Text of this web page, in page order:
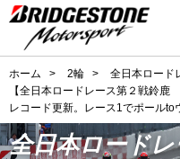
ホーム > 2輪 > 全日本ロード
【全日本ロードレース第２戦鈴
レコード更新。レース1でポールto
全日本ロード